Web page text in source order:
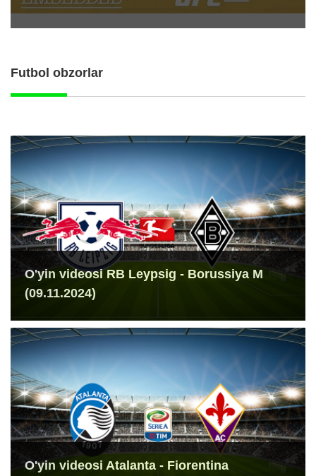
Futbol obzorlar
O'yin videosi RB Leypsig - Borussiya M
(09.11.2024)
O'yin videosi Atalanta - Fiorentina